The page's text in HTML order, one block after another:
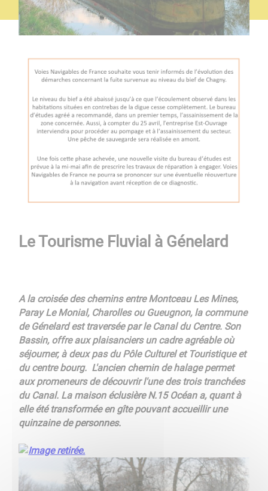
Le Tourisme Fluvial à Génelard
A la croisée des chemins entre Montceau Les Mines,
Paray Le Monial, Charolles ou Gueugnon, la commune
de Génelard est traversée par le Canal du Centre. Son
Bassin, offre aux plaisanciers un cadre agréable où
séjourner, à deux pas du Pôle Culturel et Touristique et
du centre bourg. L'ancien chemin de halage permet
aux promeneurs de découvrir l'une des trois tranchées
du Canal. La maison éclusière N.15 Océan a, quant à
elle été transformée en gîte pouvant accueillir une
quinzaine de personnes.